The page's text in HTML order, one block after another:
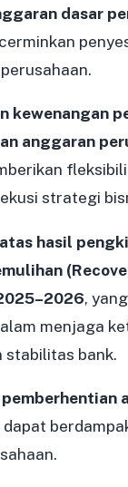
dasar
kewenangan
anggaran
strategi
hasil
,
menjaga
stabilitas bank.
dapat